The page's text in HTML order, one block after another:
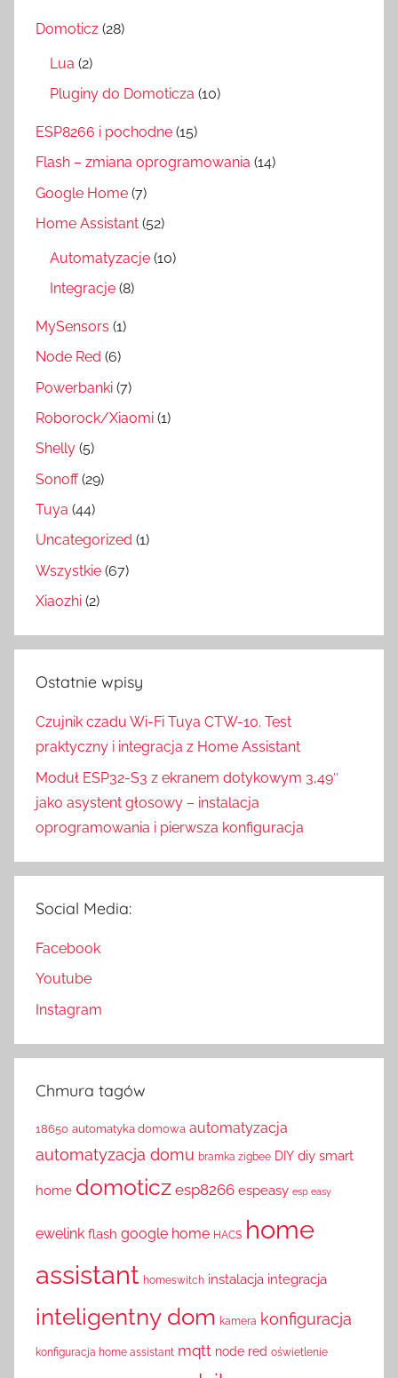
Domoticz (28)
Lua (2)
Pluginy do Domoticza (10)
ESP8266 i pochodne (15)
Flash – zmiana oprogramowania (14)
Google Home (7)
Home Assistant (52)
Automatyzacje (10)
Integracje (8)
MySensors (1)
Node Red (6)
Powerbanki (7)
Roborock/Xiaomi (1)
Shelly (5)
Sonoff(29)
Tuya (44)
Uncategorized (1)
Wszystkie (67)
Xiaozhi (2)
Ostatnie wpisy
Czujnik czadu Wi-Fi Tuya CTW-10. Test
praktyczny i integracja z Home Assistant
Moduł ESP32-S3 z ekranem dotykowym 3,49″
jako asystent głosowy – instalacja
oprogramowania i pierwsza konfiguracja
Social Media:
Facebook
Youtube
Instagram
Chmura tagów
18650 automatyka domowa automatyzacja
automatyzacja domu bramka zigbee DIY diy smart
home domoticz esp8266 espeasy esp easy
ewelink flash google home HACS home
assistant homeswitch instalacja integracja
inteligentny dom kamera konfiguracja
konfiguracja home assistant mqtt node red oświetlenie